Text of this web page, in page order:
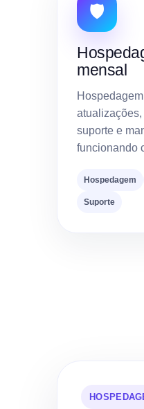
🛡️
mensal
suporte e
funcionando
Hospedagem
Suporte